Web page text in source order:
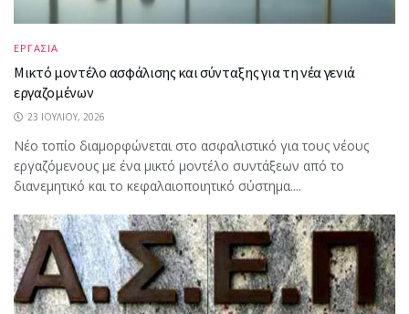
ΕΡΓΑΣΙΑ
Μικτό μοντέλο ασφάλισης και σύνταξης για τη νέα γενιά
εργαζομένων
23 ΙΟΥΛΊΟΥ, 2026
Νέο τοπίο διαμορφώνεται στο ασφαλιστικό για τους νέους
εργαζόμενους με ένα μικτό μοντέλο συντάξεων από το
διανεμητικό και το κεφαλαιοποιητικό σύστημα....